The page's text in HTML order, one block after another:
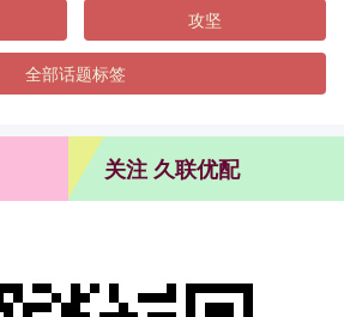
攻坚
全部话题标签
关注 久联优配